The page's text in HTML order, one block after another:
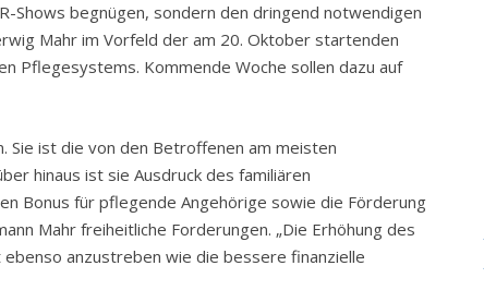
Shows begnügen, sondern den dringend notwendigen
Mahr im Vorfeld der am 20. Oktober startenden
Pflegesystems. Kommende Woche sollen dazu auf
Sie ist die von den Betroffenen am meisten
hinaus ist sie Ausdruck des familiären
Bonus für pflegende Angehörige sowie die Förderung
Mahr freiheitliche Forderungen. „Die Erhöhung des
anzustreben wie die bessere finanzielle